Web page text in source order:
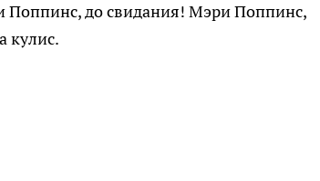
Поппинс, до свидания! Мэри Поппинс,
кулис.